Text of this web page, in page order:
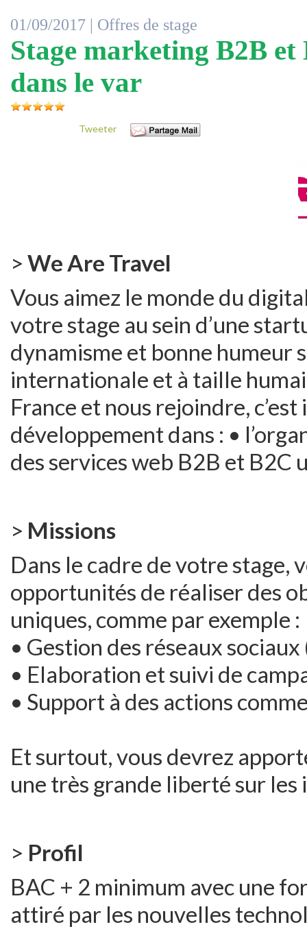
01/09/2017 | Offres de stage
Stage marketing B2B
dans le var
Tweeter
> We Are Travel
Vous aimez le monde du
votre stage au sein d’une
dynamisme et bonne humeur
internationale et à taille
France et nous rejoindre,
développement dans : •
des services web B2B et B2C
> Missions
Dans le cadre de votre stage,
opportunités de réaliser des
uniques, comme par exemple :
• Gestion des réseaux
• Elaboration et suivi de
• Support à des actions
Et surtout, vous devrez
une très grande liberté sur les
> Profil
BAC + 2 minimum avec une
attiré par les nouvelles